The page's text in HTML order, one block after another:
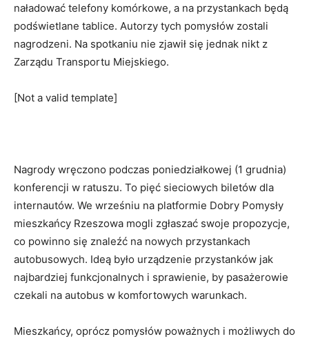
naładować telefony komórkowe, a na przystankach będą
podświetlane tablice. Autorzy tych pomysłów zostali
nagrodzeni. Na spotkaniu nie zjawił się jednak nikt z
Zarządu Transportu Miejskiego.
[Not a valid template]
Nagrody wręczono podczas poniedziałkowej (1 grudnia)
konferencji w ratuszu. To pięć sieciowych biletów dla
internautów. We wrześniu na platformie Dobry Pomysły
mieszkańcy Rzeszowa mogli zgłaszać swoje propozycje,
co powinno się znaleźć na nowych przystankach
autobusowych. Ideą było urządzenie przystanków jak
najbardziej funkcjonalnych i sprawienie, by pasażerowie
czekali na autobus w komfortowych warunkach.
Mieszkańcy, oprócz pomysłów poważnych i możliwych do